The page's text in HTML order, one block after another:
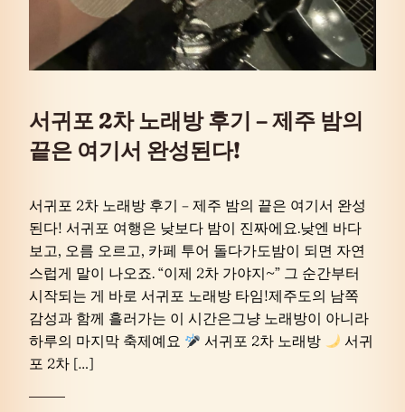
서귀포 2차 노래방 후기 – 제주 밤의
끝은 여기서 완성된다!
서귀포 2차 노래방 후기 – 제주 밤의 끝은 여기서 완성
된다! 서귀포 여행은 낮보다 밤이 진짜에요.낮엔 바다
보고, 오름 오르고, 카페 투어 돌다가도밤이 되면 자연
스럽게 말이 나오죠. “이제 2차 가야지~” 그 순간부터
시작되는 게 바로 서귀포 노래방 타임!제주도의 남쪽
감성과 함께 흘러가는 이 시간은그냥 노래방이 아니라
하루의 마지막 축제예요
서귀포 2차 노래방
서귀
포 2차 […]